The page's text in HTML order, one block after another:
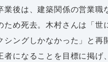
後は、建築関係の営業職
ため死去。木村さんは「
シングしかなかった」と再
になることを目標に掲げ